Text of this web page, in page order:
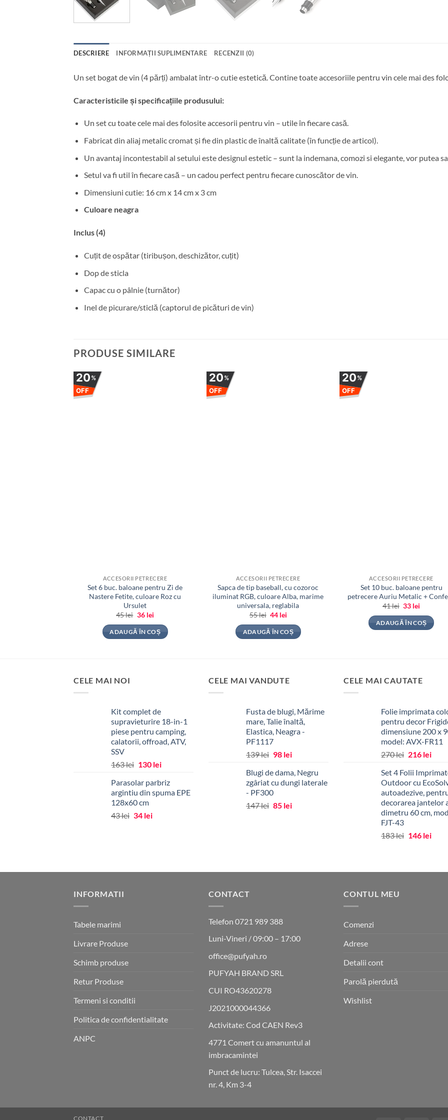
DESCRIERE INFORMAȚII SUPLIMENTARE RECENZII (0)
Un set bogat de vin (4 părți) ambalat într-o cutie estetică. Contine toate accesoriile pentru vin cele mai des
Caracteristicile și specificațiile produsului:
Un set cu toate cele mai des folosite accesorii pentru vin – utile în fiecare casă.
Fabricat din aliaj metalic cromat și fie din plastic de înaltă calitate (în funcție de articol).
Un avantaj incontestabil al setului este designul estetic – sunt la indemana, comozi si elegante, vor putea
Setul va fi util în fiecare casă – un cadou perfect pentru fiecare cunoscător de vin.
Dimensiuni cutie: 16 cm x 14 cm x 3 cm
Culoare neagra
Inclus (4)
Cuțit de ospătar (tiribușon, deschizător, cuțit)
Dop de sticla
Capac cu o pâlnie (turnător)
Inel de picurare/sticlă (captorul de picături de vin)
PRODUSE SIMILARE
20%
OFF
ACCESORII PETRECERE
Set 6 buc. baloane pentru Zi de
Nastere Fetite, culoare Roz cu
Ursulet
45lei Prețul
a
fost:
36 leiPrețul
este:
36 lei.
ADAUGĂ ÎN COȘ
20%
OFF
ACCESORII PETRECERE
Sapca de tip baseball, cu cozoroc
iluminat RGB, culoare Alba, marime
universala, reglabila
55lei Prețul
a
fost:
44 lei
este:
44 lei.
ADAUGĂ ÎN COȘ
20%
OFF
ACCESORII PETRECERE
Set 10 buc. baloane pentru
petrecere Auriu Metalic +
41lei Prețul
a
fost:
33 lei
este:
33 lei.
ADAUGĂ ÎN COȘ
CELE MAI NOI
Kit complet de
supravieturire 18-in-1
piese pentru camping,
calatorii, offroad, ATV,
SSV
163lei Prețul
a
fost:
163 lei.
130 leiPrețul
este:
130 lei.
Parasolar parbriz
argintiu din spuma EPE
128x60 cm
43lei Prețul
34 leiPrețul
CELE MAI VANDUTE
Fusta de blugi, Mărime
mare, Talie înaltă,
Elastica, Neagra -
PF1117
139lei Prețul
a
fost:
139 lei.
98 leiPrețul
este:
98 lei.
Blugi de dama, Negru
zgâriat cu dungi laterale
- PF300
147lei Prețul
85 leiPrețul
CELE MAI CAUTATE
Folie imprimata
pentru decor
dimensiune 200 x
model: AVX-FR11
270lei Prețul
a
fost:
270 lei.
216 leiPrețul
este:
216
Set 4 Folii
Outdoor cu
autoadezive,
decorarea jantelor
dimetru 60 cm,
FJT-43
183lei Prețul
146 leiPrețul
INFORMATII
Tabele marimi
Livrare Produse
Schimb produse
Retur Produse
Termeni si conditii
Politica de confidentialitate
ANPC
CONTACT
Telefon 0721 989 388
Luni-Vineri / 09:00 – 17:00
office@pufyah.ro
PUFYAH BRAND SRL
CUI RO43620278
J2021000044366
Activitate: Cod CAEN Rev3
4771 Comert cu amanuntul al
imbracamintei
Punct de lucru: Tulcea, Str. Isaccei
nr. 4, Km 3-4
CONTUL MEU
Comenzi
Adrese
Detalii cont
Parolă pierdută
Wishlist
CONTACT